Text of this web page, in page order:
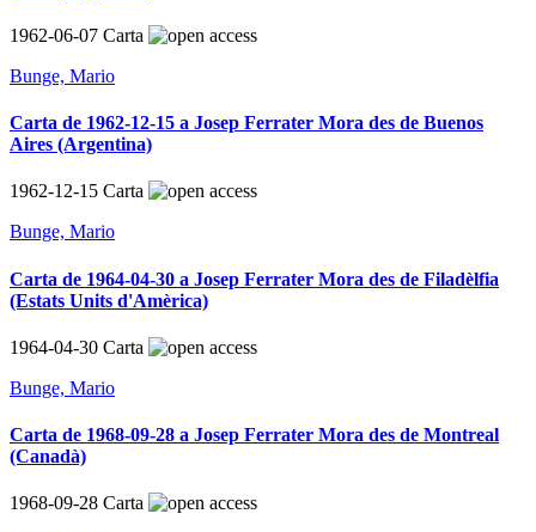
1962-06-07 Carta
Bunge, Mario
Carta de 1962-12-15 a Josep Ferrater Mora des de Buenos
Aires (Argentina)
1962-12-15 Carta
Bunge, Mario
Carta de 1964-04-30 a Josep Ferrater Mora des de Filadèlfia
(Estats Units d'Amèrica)
1964-04-30 Carta
Bunge, Mario
Carta de 1968-09-28 a Josep Ferrater Mora des de Montreal
(Canadà)
1968-09-28 Carta